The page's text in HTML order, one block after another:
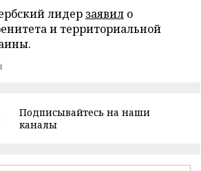
лидер заявил о
и территориальной
Подписывайтесь на наши
каналы